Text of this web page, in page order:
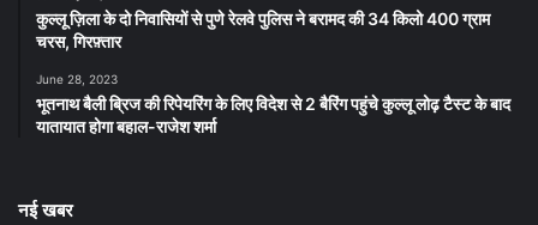
कुल्लू ज़िला के दो निवासियों से पुणे रेलवे पुलिस ने बरामद की 34 किलो 400 ग्राम
चरस, गिरफ़्तार
June 28, 2023
भूतनाथ बैली ब्रिज की रिपेयरिंग के लिए विदेश से 2 बैरिंग पहुंचे कुल्लू लोढ़ टैस्ट के बाद
यातायात होगा बहाल-राजेश शर्मा
नई खबर